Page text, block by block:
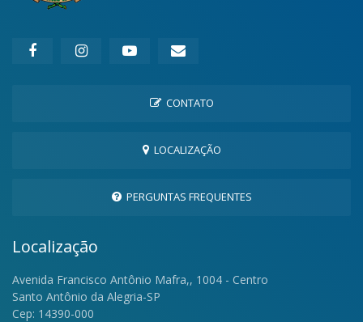
CONTATO
LOCALIZAÇÃO
PERGUNTAS FREQUENTES
Localização
Avenida Francisco Antônio Mafra,, 1004 - Centro
Santo Antônio da Alegria-SP
Cep: 14390-000